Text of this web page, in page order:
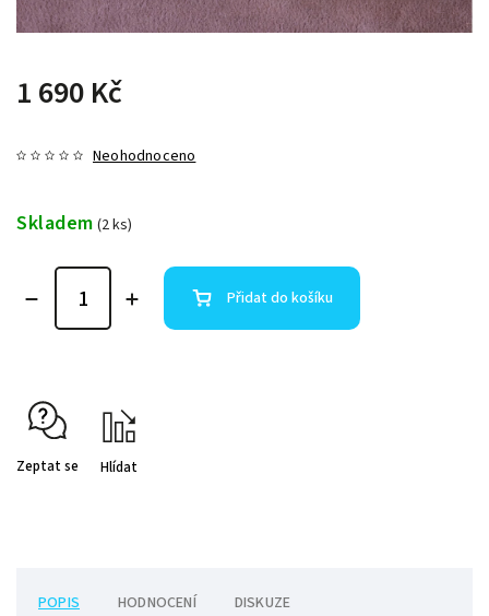
1 690 Kč
Neohodnoceno
Skladem (2 ks)
Přidat do košíku
Zeptat se Hlídat
POPIS HODNOCENÍ DISKUZE